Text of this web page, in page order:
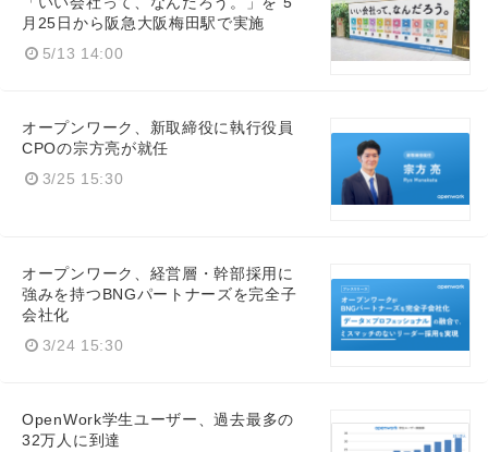
月25日から阪急大阪梅田駅で実施
5/13 14:00
オープンワーク、新取締役に執行役員
CPOの宗方亮が就任
3/25 15:30
オープンワーク、経営層・幹部採用に
強みを持つBNGパートナーズを完全子
会社化
3/24 15:30
OpenWork学生ユーザー、過去最多の
32万人に到達